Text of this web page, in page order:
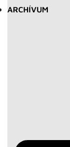
ARCHÍVUM